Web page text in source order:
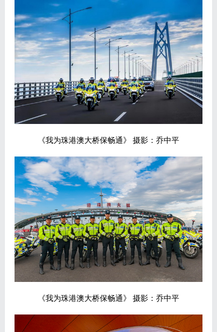
《我为珠港澳大桥保畅通》 摄影：乔中平
《我为珠港澳大桥保畅通》 摄影：乔中平